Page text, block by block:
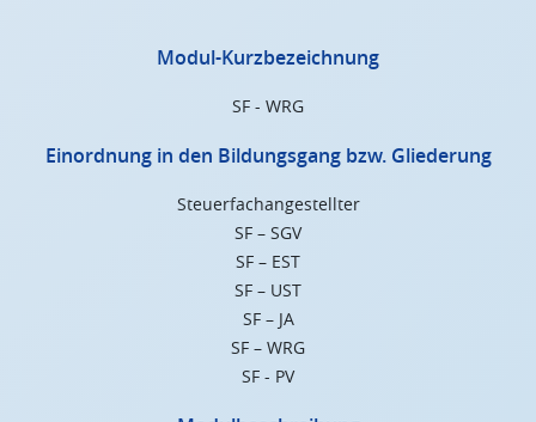
Modul-Kurzbezeichnung
SF - WRG
Einordnung in den Bildungsgang bzw. Gliederung
Steuerfachangestellter
SF – SGV
SF – EST
SF – UST
SF – JA
SF – WRG
SF - PV